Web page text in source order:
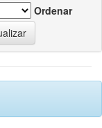
Ordenar